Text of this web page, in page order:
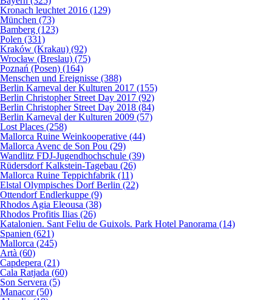
Kronach leuchtet 2016 (129)
München (73)
Bamberg (123)
Polen (331)
Kraków (Krakau) (92)
Wrocław (Breslau) (75)
Poznań (Posen) (164)
Menschen und Ereignisse (388)
Berlin Karneval der Kulturen 2017 (155)
Berlin Christopher Street Day 2017 (92)
Berlin Christopher Street Day 2018 (84)
Berlin Karneval der Kulturen 2009 (57)
Lost Places (258)
Mallorca Ruine Weinkooperative (44)
Mallorca Avenc de Son Pou (29)
Wandlitz FDJ-Jugendhochschule (39)
Rüdersdorf Kalkstein-Tagebau (26)
Mallorca Ruine Teppichfabrik (11)
Elstal Olympisches Dorf Berlin (22)
Ottendorf Endlerkuppe (9)
Rhodos Agia Eleousa (38)
Rhodos Profitis Ilias (26)
Katalonien. Sant Feliu de Guixols. Park Hotel Panorama (14)
Spanien (621)
Mallorca (245)
Artà (60)
Capdepera (21)
Cala Ratjada (60)
Son Servera (5)
Manacor (50)